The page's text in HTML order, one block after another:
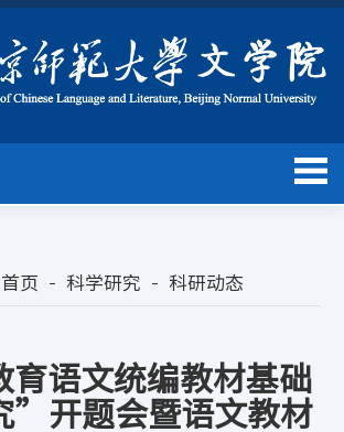
首页 科学研究 科研动态
育语文统编教材基础
”开题会暨语文教材